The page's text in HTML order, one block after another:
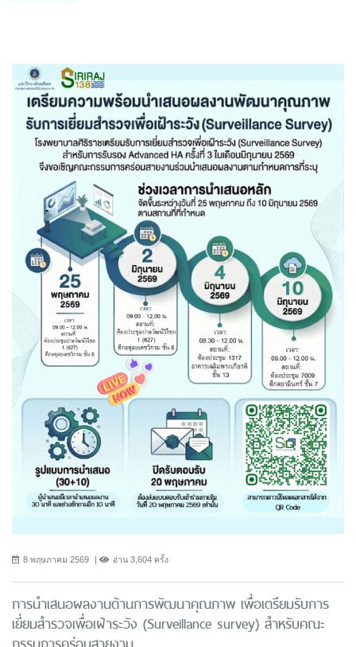
8 พฤษภาคม 2569 อ่าน 3,604 ครั้ง
การนำเสนอผลงานด้านการพัฒนาคุณภาพ เพื่อเตรียมรับการ
เยี่ยมสำรวจเพื่อเฝ้าระวัง (Surveillance survey) สำหรับคณะ